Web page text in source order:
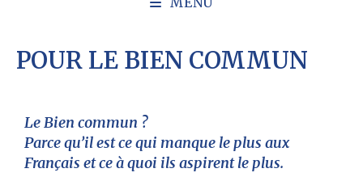
POUR LE BIEN COMMUN
Le Bien commun ?
Parce qu’il est ce qui manque le plus aux
Français et ce à quoi ils aspirent le plus.